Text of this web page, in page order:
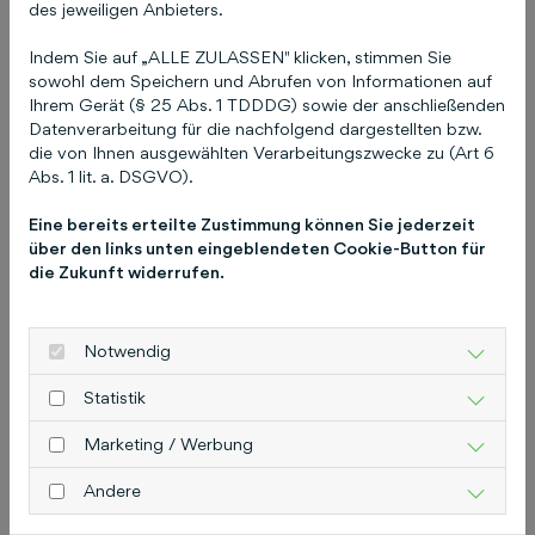
& MANAGEMENT ist die Marke für betriebliche
Mobilität. Wir informieren (bfp Redaktion),
qualifizieren (bfp AKADEMIE) und machen
betriebliche Mobilität erfahrbar (Events). Das
notwendige Know-how kommt nicht von
Veranstaltungsteam von bfp FUHRPARK &
MANAGEMENT beschäftigen sich seit 1995,
Flottenmesse auf dem Hockenheimring, intensiv
mit dem Markt und lassen ihr Wissen und ihre
Erfahrung in alle Produkte von bfp FUHRPARK &
MANAGEMENT einfließen. Weitere
Informationen finden Sie unter
und
fuhrparkforum.de
Schlütersche Verlagsgesellschaft mbH & Co. KG
des jeweiligen Anbieters.
Indem Sie auf „ALLE ZULASSEN" klicken, stimmen Sie
sowohl dem Speichern und Abrufen von Informationen auf
Ihrem Gerät (§ 25 Abs. 1 TDDDG) sowie der anschließenden
Datenverarbeitung für die nachfolgend dargestellten bzw.
die von Ihnen ausgewählten Verarbeitungszwecke zu (Art 6
Abs. 1 lit. a. DSGVO).
Eine bereits erteilte Zustimmung können Sie jederzeit
über den links unten eingeblendeten Cookie-Button für
die Zukunft widerrufen.
Notwendig
Statistik
Marketing / Werbung
Andere